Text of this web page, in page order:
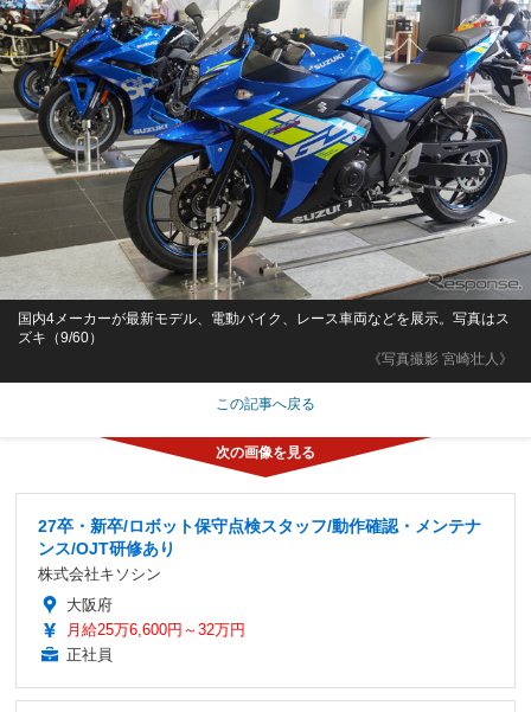
《写真撮影 宮崎壮人》
国内4メーカーが最新モデル、電動バイク、レース車両などを展示。写真はス
ズキ（9/60）
この記事へ戻る
27卒・新卒/ロボット保守点検スタッフ/動作確認・メンテナ
ンス/OJT研修あり
株式会社キソシン
大阪府
月給25万6,600円～32万円
正社員